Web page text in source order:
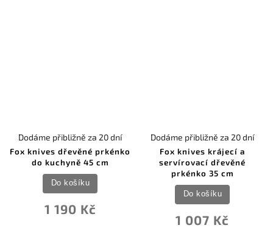
Fox knives dřevěné prkénko
do kuchyně 45 cm
Dodáme přibližně za 20 dní
1 190 Kč
Do košíku
Fox knives krájecí a
servírovací dřevěné
prkénko 35 cm
Dodáme přibližně za 20 dní
1 007 Kč
Do košíku